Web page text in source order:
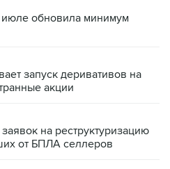
обновила минимум
запуск деривативов на
акции
на реструктуризацию
от БПЛА селлеров